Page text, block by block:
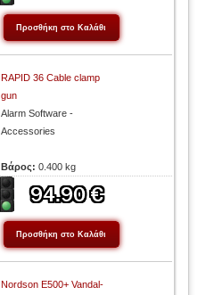
RAPID 36 Cable clamp
gun
Alarm Software -
Accessories
Βάρος:0.400 kg
Nordson E500+ Vandal-